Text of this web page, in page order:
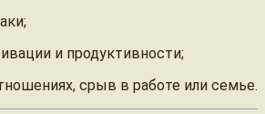
и продуктивности;
срыв в работе или семье.